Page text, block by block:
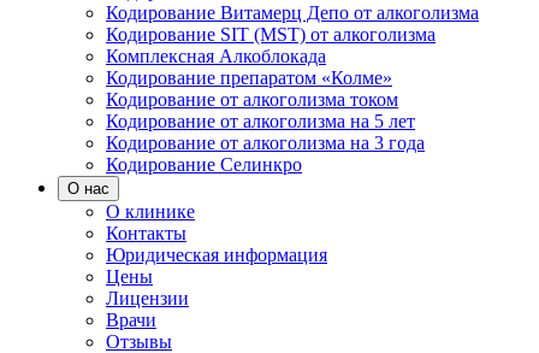
Кодирование Витамерц Депо от алкоголизма
Кодирование SIT (MST) от алкоголизма
Комплексная Алкоблокада
Кодирование препаратом «Колме»
Кодирование от алкоголизма током
Кодирование от алкоголизма на 5 лет
Кодирование от алкоголизма на 3 года
Кодирование Селинкро
О нас
О клинике
Контакты
Юридическая информация
Цены
Лицензии
Врачи
Отзывы